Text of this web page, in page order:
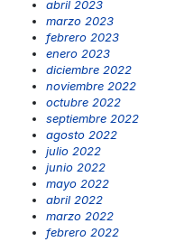
abril 2023
marzo 2023
febrero 2023
enero 2023
diciembre 2022
noviembre 2022
octubre 2022
septiembre 2022
agosto 2022
julio 2022
junio 2022
mayo 2022
abril 2022
marzo 2022
febrero 2022